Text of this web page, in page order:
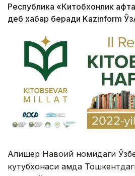
Республика «Китобхонлик
деб хабар беради Kazinform
Алишер Навоий номидаги
кутубхонаси ҳамда